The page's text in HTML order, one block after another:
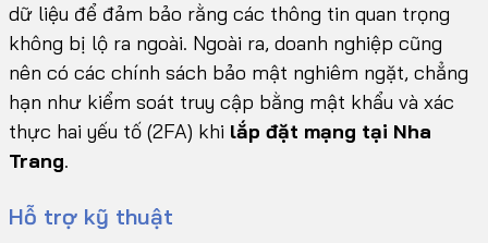
dữ liệu để đảm bảo rằng các thông tin quan trọng
không bị lộ ra ngoài. Ngoài ra, doanh nghiệp cũng
nên có các chính sách bảo mật nghiêm ngặt, chẳng
hạn như kiểm soát truy cập bằng mật khẩu và xác
thực hai yếu tố (2FA) khi lắp đặt mạng tại Nha
Trang.
Hỗ trợ kỹ thuật